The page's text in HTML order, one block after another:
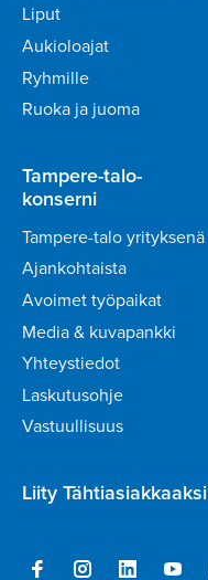
Liput
Aukioloajat
Ryhmille
Ruoka ja juoma
Tampere-talo-
konserni
Tampere-talo yrityksenä
Ajankohtaista
Avoimet työpaikat
Media & kuvapankki
Yhteystiedot
Laskutusohje
Vastuullisuus
Liity Tähtiasiakkaaksi